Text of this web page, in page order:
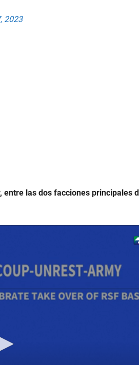
2023
entre las dos facciones principales